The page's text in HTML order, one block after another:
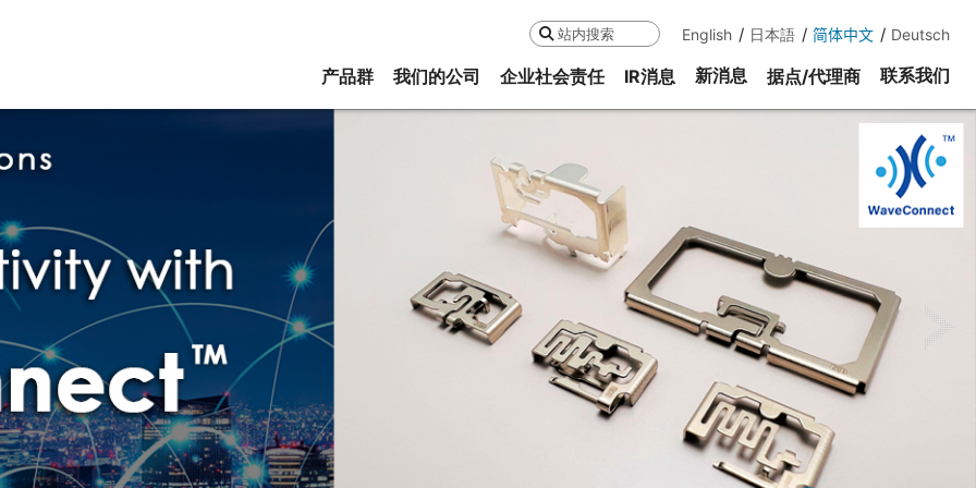
搜索 English 日本語 简体中文 Deutsch
产品群 我们的公司 企业社会责任 IR消息 新消息 据点/代理商 联系我们